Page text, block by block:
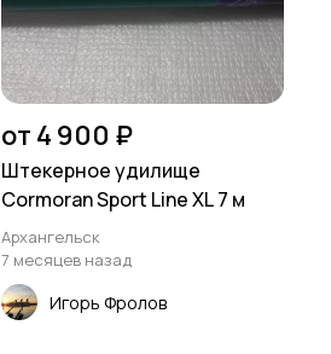
от 4 900 ₽
Штекерное удилище
Cormoran Sport Line XL 7 м
Архангельск
7 месяцев назад
Игорь Фролов